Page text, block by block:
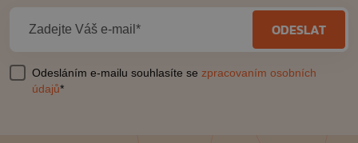
Zadejte Váš e-mail* ODESLAT
Odesláním e-mailu souhlasíte se zpracovaním osobních
údajů*